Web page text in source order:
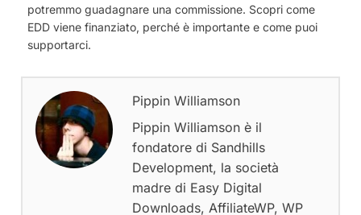
potremmo guadagnare una commissione. Scopri come
EDD viene finanziato, perché è importante e come puoi
supportarci.
Pippin Williamson
Pippin Williamson è il
fondatore di Sandhills
Development, la società
madre di Easy Digital
Downloads, AffiliateWP, WP